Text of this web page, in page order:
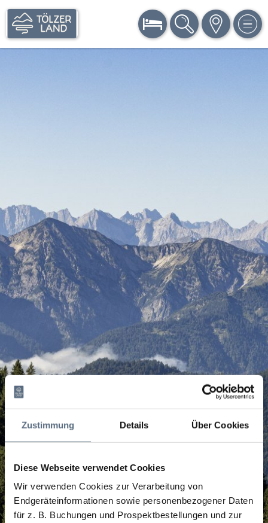
Zustimmung Details Über Cookies
Diese Webseite verwendet Cookies
Wir verwenden Cookies zur Verarbeitung von
Endgeräteinformationen sowie personenbezogener Daten
für z. B. Buchungen und Prospektbestellungen und zur
BUCHEN SUCHE KARTE MENÜ